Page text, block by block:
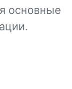
основные